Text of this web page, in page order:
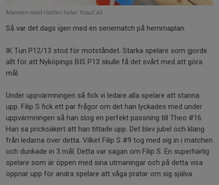
Mannen med Hatten heter Yusuf Ali
Så var det dags igen med en seriematch på hemmaplan.
IK Tun P12/13 stod för motståndet. Starka spelare som gjorde
allt för att Nyköpings BIS P13 skulle få det svårt med att göra
mål.
Under uppvärmningen så fick vi ledare alla spelare att stanna
upp. Filip S fick ett par frågor om det han lyckades med under
uppvärmningen så han slog en perfekt passning till Theo #16.
Han sa pricksäkert att han tittade upp. Det blev jubel och klang
från ledarna över detta. Vilket Filip S #9 tog med sig in i matchen
och dunkade in 3 mål. Detta var sagan om Filip S. En superhärlig
spelare som är öppen med sina utmaningar och på detta visa
öppnar upp för andra spelare att våga pratar om sig själva.